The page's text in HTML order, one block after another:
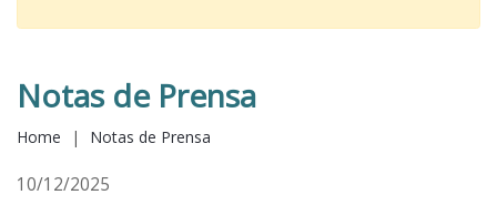
Notas de Prensa
Home | Notas de Prensa
10/12/2025